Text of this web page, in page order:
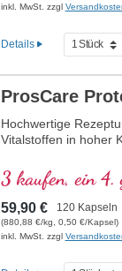
inkl. MwSt. zzgl
Details
ProsCare
Hochwertige
Vitalstoffen in hoher
3 kaufen, ein 4.
59,90 € 120 Kapseln
(880,88 €/kg, 0,50 €/Kapsel)
inkl. MwSt. zzgl